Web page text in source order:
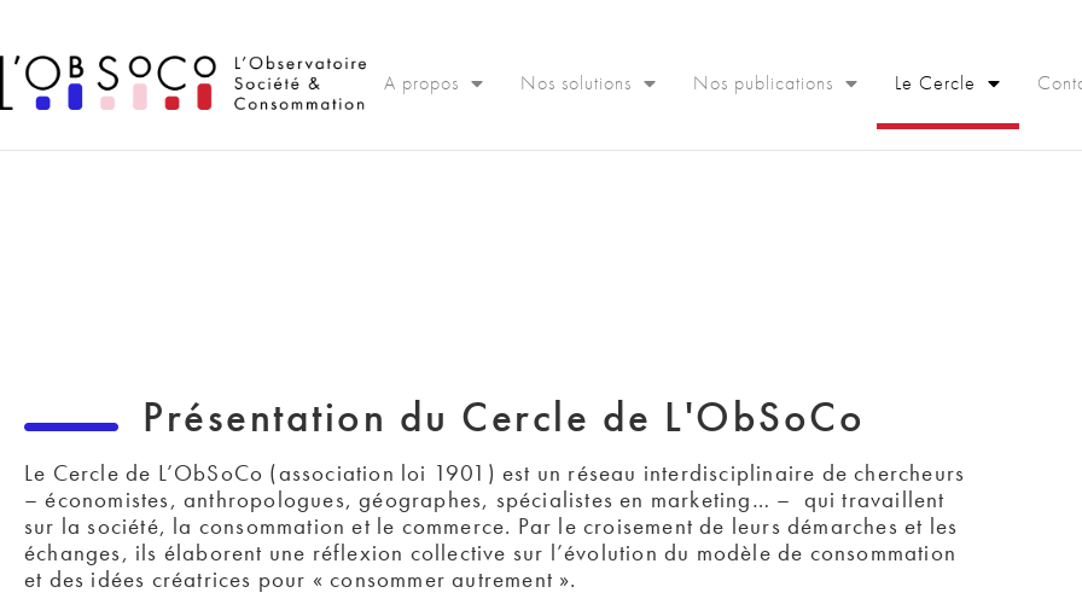
A propos Nos solutions Nos publications Le Cercle
Présentation du Cercle de L'ObSoCo
Le Cercle de L’ObSoCo (association loi 1901) est un réseau interdisciplinaire de chercheurs
– économistes, anthropologues, géographes, spécialistes en marketing… –  qui travaillent
sur la société, la consommation et le commerce. Par le croisement de leurs démarches et les
échanges, ils élaborent une réflexion collective sur l’évolution du modèle de consommation
et des idées créatrices pour « consommer autrement ».